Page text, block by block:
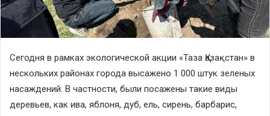
Сегодня в рамках экологической акции «Таза Қазақстан» в
нескольких районах города высажено 1 000 штук зеленых
насаждений. В частности, были посажены такие виды
деревьев, как ива, яблоня, дуб, ель, сирень, барбарис,